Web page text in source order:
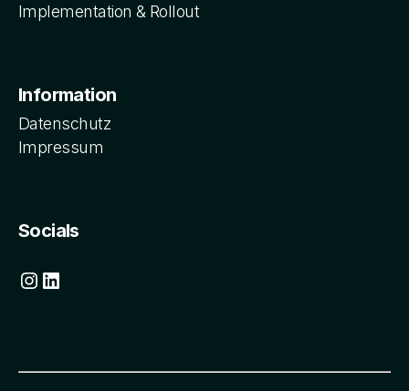
Implementation & Rollout
Information
Datenschutz
Impressum
Socials